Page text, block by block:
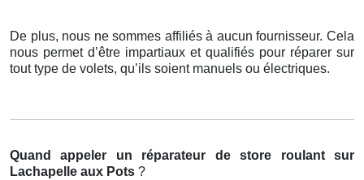
De plus, nous ne sommes affiliés à aucun fournisseur. Cela
nous permet d’être impartiaux et qualifiés pour réparer sur
tout type de volets, qu’ils soient manuels ou électriques.
Quand appeler un réparateur de store roulant
sur
Lachapelle aux Pots ?